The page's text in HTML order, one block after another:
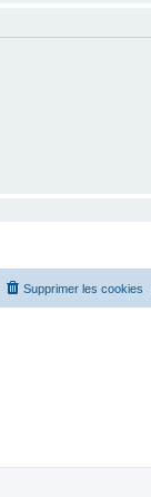
Supprimer les cookies